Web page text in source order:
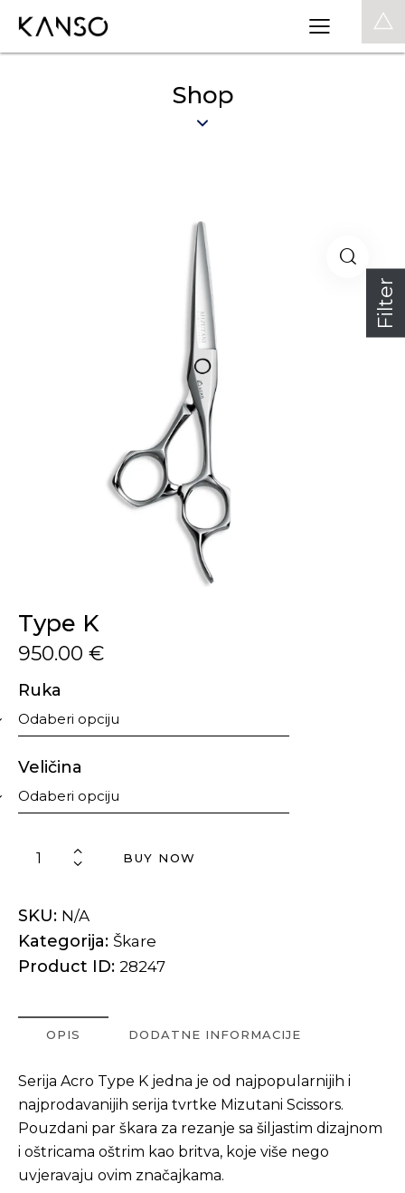
0
Shop
Filter
Type K
950.00 €
Ruka
Veličina
BUY NOW
SKU: N/A
Kategorija: Škare
Product ID: 28247
OPIS DODATNE INFORMACIJE
Serija Acro Type K jedna je od najpopularnijih i
najprodavanijih serija tvrtke Mizutani Scissors.
Pouzdani par škara za rezanje sa šiljastim dizajnom
i oštricama oštrim kao britva, koje više nego
uvjeravaju ovim značajkama.